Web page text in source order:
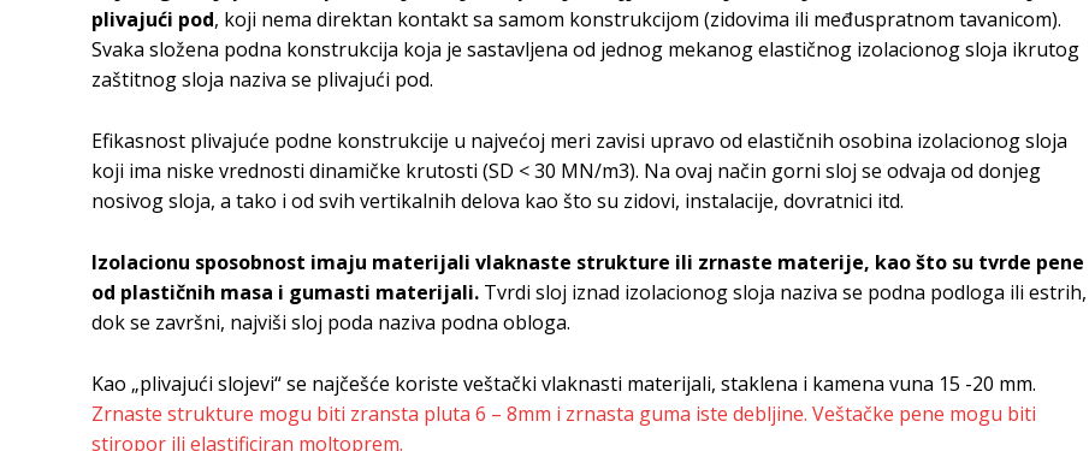
plivajući pod, koji nema direktan kontakt sa samom konstrukcijom (zidovima ili međuspratnom tavanicom).
Svaka složena podna konstrukcija koja je sastavljena od jednog mekanog elastičnog izolacionog sloja ikrutog
zaštitnog sloja naziva se plivajući pod.
Efikasnost plivajuće podne konstrukcije u najvećoj meri zavisi upravo od elastičnih osobina izolacionog sloja
koji ima niske vrednosti dinamičke krutosti (SD < 30 MN/m3). Na ovaj način gorni sloj se odvaja od donjeg
nosivog sloja, a tako i od svih vertikalnih delova kao što su zidovi, instalacije, dovratnici itd.
Izolacionu sposobnost imaju materijali vlaknaste strukture ili zrnaste materije, kao što su tvrde pene
od plastičnih masa i gumasti materijali. Tvrdi sloj iznad izolacionog sloja naziva se podna podloga ili estrih,
dok se završni, najviši sloj poda naziva podna obloga.
Kao „plivajući slojevi“ se najčešće koriste veštački vlaknasti materijali, staklena i kamena vuna 15 -20 mm.
Zrnaste strukture mogu biti zransta pluta 6 – 8mm i zrnasta guma iste debljine. Veštačke pene mogu biti
stiropor ili elastificiran moltoprem.